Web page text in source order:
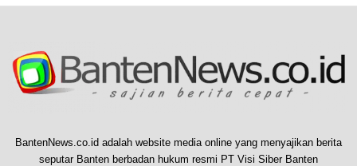
BantenNews.co.id adalah website media online yang menyajikan berita
seputar Banten berbadan hukum resmi PT Visi Siber Banten